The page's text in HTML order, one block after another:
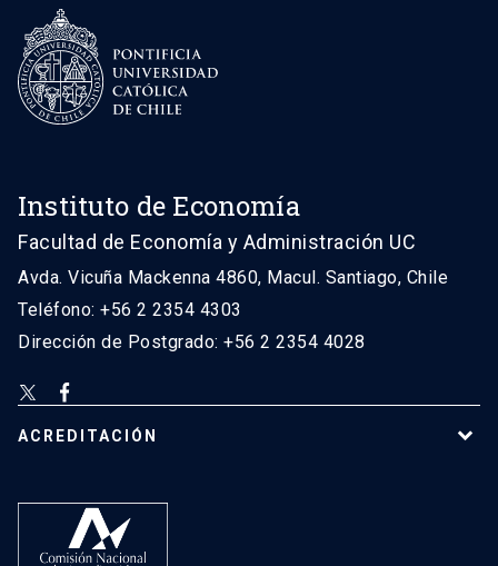
Instituto de Economía
Facultad de Economía y Administración UC
Avda. Vicuña Mackenna 4860, Macul. Santiago, Chile
Teléfono: +56 2 2354 4303
Dirección de Postgrado: +56 2 2354 4028
ACREDITACIÓN